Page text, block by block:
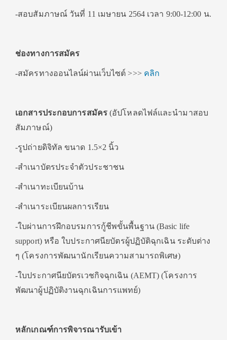
-สอบสัมภาษณ์ วันที่ 11 เมษายน 2564 เวลา 9:00-12:00 น.
ช่องทางการสมัคร
-สมัครทางออนไลน์ผ่านเว็บไซต์ >>> คลิก
เอกสารประกอบการสมัคร(อัปโหลดไฟล์และนำมาสอบ
สัมภาษณ์)
-รูปถ่ายดิจิทัล ขนาด 1.5×2 นิ้ว
-สำเนาบัตรประจำตัวประชาชน
-สำเนาทะเบียนบ้าน
-สำเนาระเบียนผลการเรียน
-ใบผ่านการฝึกอบรมการกู้ชีพขั้นพื้นฐาน (Basic life
support) หรือ ใบประกาศนียบัตรผู้ปฏิบัติฉุกเฉิน ระดับต่าง
ๆ (โครงการพัฒนานักเรียนความสามารถพิเศษ)
-ใบประกาศนียบัตรเวชกิจฉุกเฉิน (AEMT) (โครงการ
พัฒนาผู้ปฏิบัติงานฉุกเฉินการแพทย์)
หลักเกณฑ์การพิจารณารับเข้า